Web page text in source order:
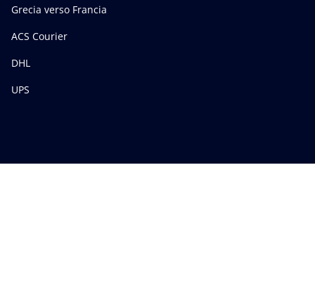
Grecia verso Francia
ACS Courier
DHL
UPS